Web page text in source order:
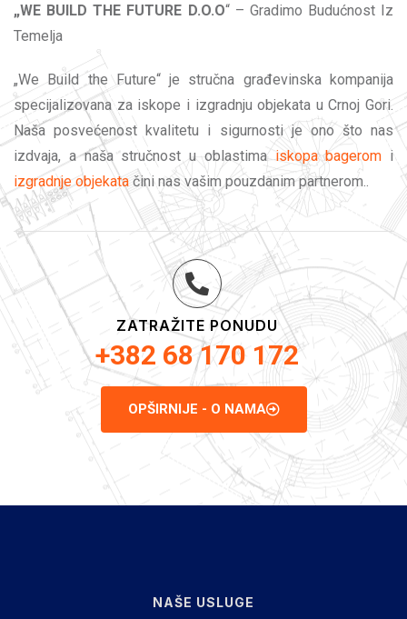
„WE BUILD THE FUTURE D.O.O“ – Gradimo Budućnost Iz
Temelja
„We Build the Future“ je stručna građevinska kompanija
specijalizovana za iskope i izgradnju objekata u Crnoj Gori.
Naša posvećenost kvalitetu i sigurnosti je ono što nas
izdvaja, a naša stručnost u oblastimaiskopa bagerom i
izgradnje objekata čini nas vašim pouzdanim partnerom..
ZATRAŽITE PONUDU
+382 68 170 172
OPŠIRNIJE - O NAMA
NAŠE USLUGE